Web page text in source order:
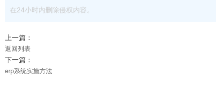
在24小时内删除侵权内容。
上一篇：
返回列表
下一篇：
erp系统实施方法